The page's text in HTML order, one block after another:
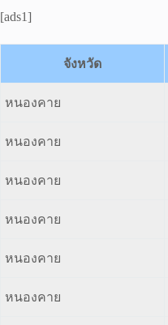
[ads1]
จังหวัด
หนองคาย
หนองคาย
หนองคาย
หนองคาย
หนองคาย
หนองคาย